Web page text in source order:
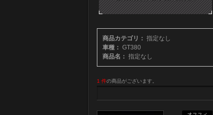
商品カテゴリ： 指定なし
車種： GT380
商品名： 指定なし
1 件の商品がございます。